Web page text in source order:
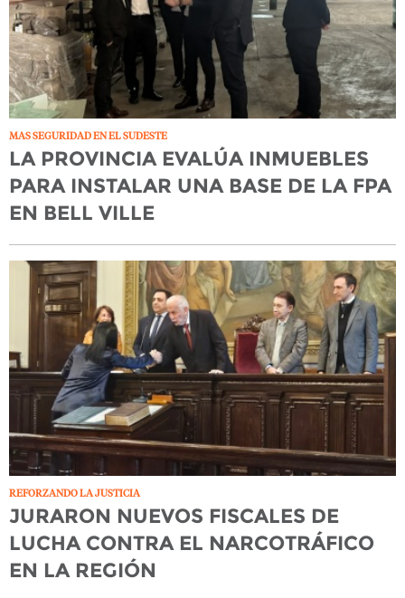
MAS SEGURIDAD EN EL SUDESTE
LA PROVINCIA EVALÚA INMUEBLES
PARA INSTALAR UNA BASE DE LA FPA
EN BELL VILLE
REFORZANDO LA JUSTICIA
JURARON NUEVOS FISCALES DE
LUCHA CONTRA EL NARCOTRÁFICO
EN LA REGIÓN